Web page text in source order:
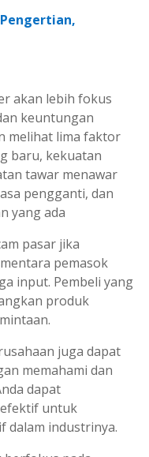
akan lebih fokus
keuntungan
melihat lima faktor
baru, kekuatan
tawar menawar
pengganti, dan
yang ada
pasar jika
pemasok
input. Pembeli yang
produk
juga dapat
memahami dan
dapat
untuk
dalam industrinya.